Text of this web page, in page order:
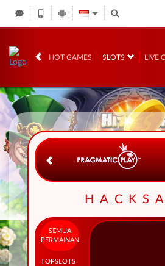
HOT GAMES SLOTS LIVE
IDR
SEMUA
PERMAINAN
TOPSLOTS